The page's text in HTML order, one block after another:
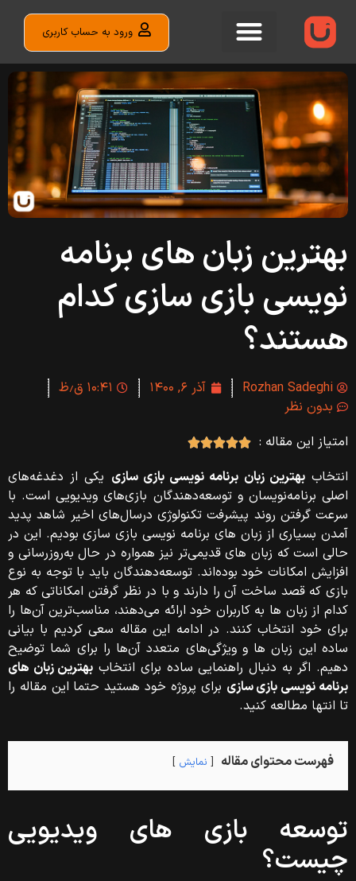
ورود به حساب کاربری
بهترین زبان های برنامه
نویسی بازی سازی کدام
هستند؟
Rozhan Sadeghi آذر ۶, ۱۴۰۰
۱۰:۴۱ ق٫ظ
بدون نظر
امتیاز این مقاله :





انتخاب بهترین زبان برنامه نویسی بازی سازییکی از دغدغه‌های
اصلی برنامه‌نویسان و توسعه‌دهندگان بازی‌های ویدیویی است. با
سرعت گرفتن روند پیشرفت تکنولوژی درسال‌های اخیر شاهد پدید
آمدن بسیاری از زبان‌ های برنامه نویسی بازی سازی بودیم. این در
حالی است که زبان‌ های قدیمی‌تر نیز همواره در حال به‌روزرسانی و
افزایش امکانات خود بوده‌اند. توسعه‌دهندگان باید با توجه به نوع
بازی که قصد ساخت آن را دارند و با در نظر گرفتن امکاناتی که هر
کدام از زبان‌ ها به کاربران خود ارائه می‌دهند، مناسب‌ترین آن‌ها را
برای خود انتخاب کنند. در ادامه این مقاله سعی کردیم با بیانی
ساده این زبان‌ ها و ویژگی‌های متعدد آن‌ها را برای شما توضیح
دهیم. اگر به دنبال راهنمایی ساده برای انتخاب بهترین زبان های
برنامه نویسی بازی سازیبرای پروژه خود هستید حتما این مقاله را
تا انتها مطالعه کنید.
فهرست محتوای مقاله نمایش
توسعه بازی های ویدیویی
چیست؟